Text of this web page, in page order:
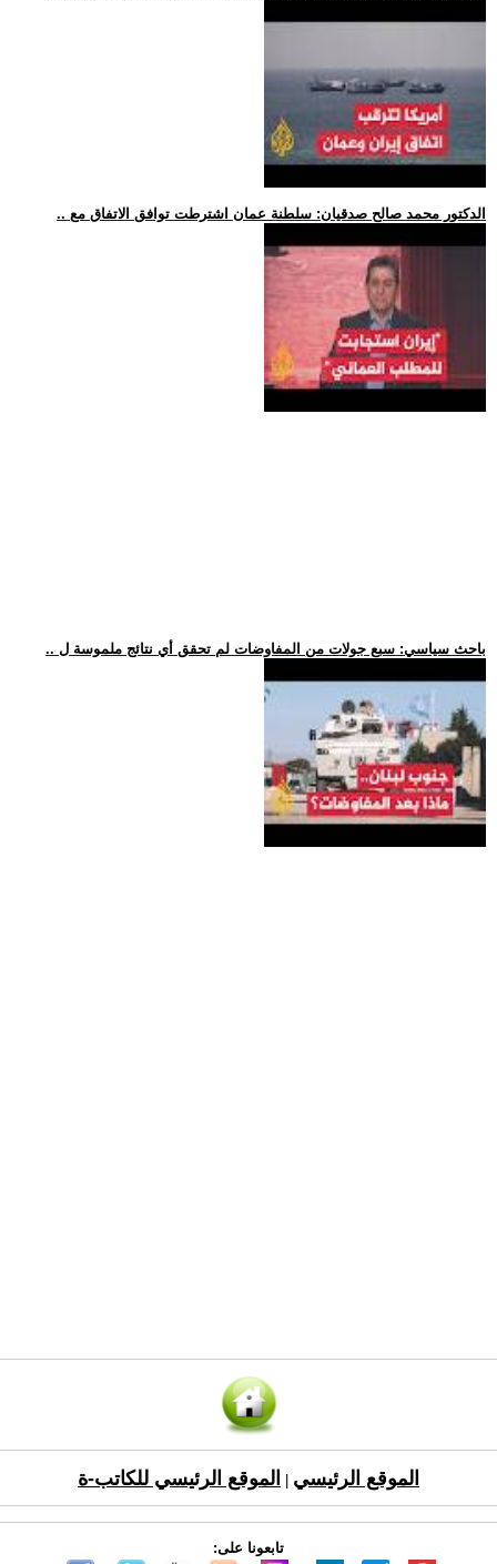
.. الدكتور محمد صالح صدقيان: سلطنة عمان اشترطت توافق الاتفاق مع
.. باحث سياسي: سبع جولات من المفاوضات لم تحقق أي نتائج ملموسة ل
الموقع الرئيسي الموقع الرئيسي للكاتب-ة
تابعونا على: